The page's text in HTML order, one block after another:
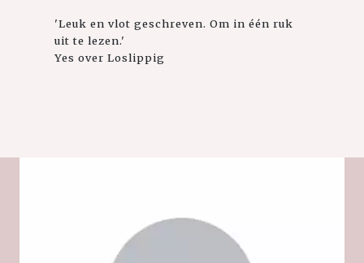
'Leuk en vlot geschreven. Om in één ruk
uit te lezen.'
Yes over Loslippig